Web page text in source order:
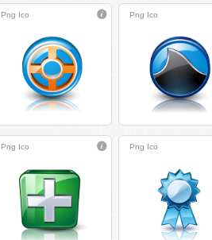
Png Ico Png Ico
Png Ico Png Ico